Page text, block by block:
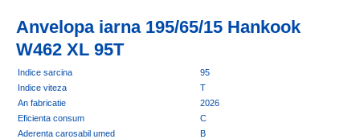
Anvelopa iarna 195/65/15 Hankook
W462 XL 95T
Indice sarcina
95
Indice viteza
T
An fabricatie
2026
Eficienta consum
C
Aderenta carosabil umed
B